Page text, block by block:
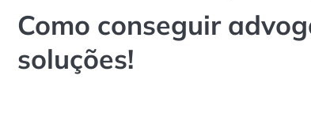
Como conseguir
soluções!